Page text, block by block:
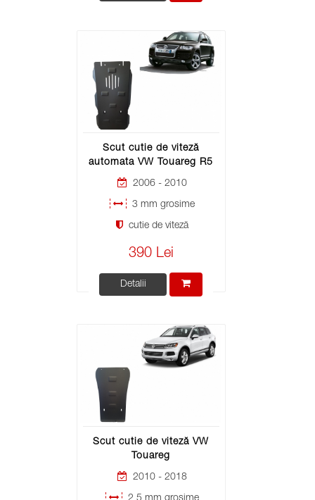
Scut cutie de viteză
automata VW Touareg R5
2006 - 2010
3 mm grosime
cutie de viteză
390 Lei
Detalii
Scut cutie de viteză VW
Touareg
2010 - 2018